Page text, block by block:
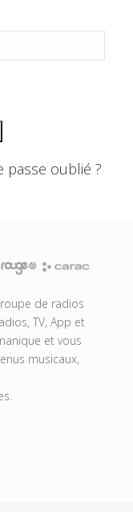
passe oublié ?
de radios
TV, App et
et vous
musicaux,